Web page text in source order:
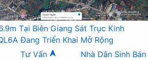
Tại Biên Giang Sát Trục Kinh
Đang Triển Khai Mở Rộng
Tư Vấn
Nhà Dân Sinh Bán